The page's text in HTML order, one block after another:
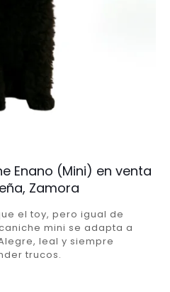
Enano (Mini) en venta
Zamora
el toy, pero igual de
mini se adapta a
leal y siempre
trucos.